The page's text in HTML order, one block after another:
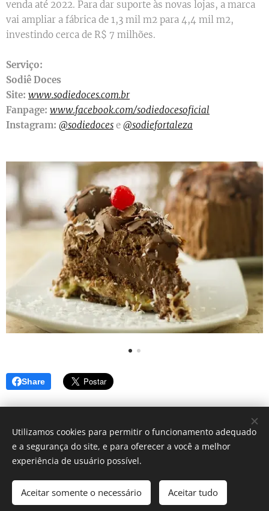
venda até 2022. Para dar suporte às novas lojas, a marca
vai ampliar a fábrica de 1,3 mil m2 para 4,4 mil m2,
investindo cerca de R$ 7 milhões.
Serviço:
Sodiê Doces
Site: www.sodiedoces.com.br
Fanpage: www.facebook.com/sodiedocesoficial
Instagram: @sodiedoces e @sodiefortaleza
Share
Simbora lá? - Blog de dicas
Instagram:@blog_simborala
Contato: blogsimborala@gmail.com
Cookies
Utilizamos cookies para permitir o funcionamento adequado
e a segurança do site, e para oferecer a você a melhor
experiência de usuário possível.
Aceitar somente o necessário Aceitar tudo